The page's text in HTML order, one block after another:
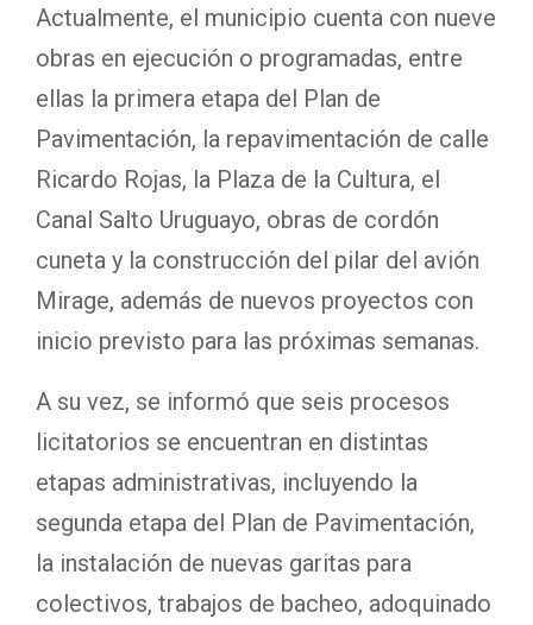
Actualmente, el municipio cuenta con nueve
obras en ejecución o programadas, entre
ellas la primera etapa del Plan de
Pavimentación, la repavimentación de calle
Ricardo Rojas, la Plaza de la Cultura, el
Canal Salto Uruguayo, obras de cordón
cuneta y la construcción del pilar del avión
Mirage, además de nuevos proyectos con
inicio previsto para las próximas semanas.
A su vez, se informó que seis procesos
licitatorios se encuentran en distintas
etapas administrativas, incluyendo la
segunda etapa del Plan de Pavimentación,
la instalación de nuevas garitas para
colectivos, trabajos de bacheo, adoquinado